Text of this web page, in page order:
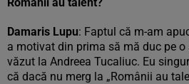
Damaris Lupu: Faptul că m-am
a motivat din prima să mă duc pe o
văzut la Andreea Tucaliuc. Eu
că dacă nu merg la „Românii au